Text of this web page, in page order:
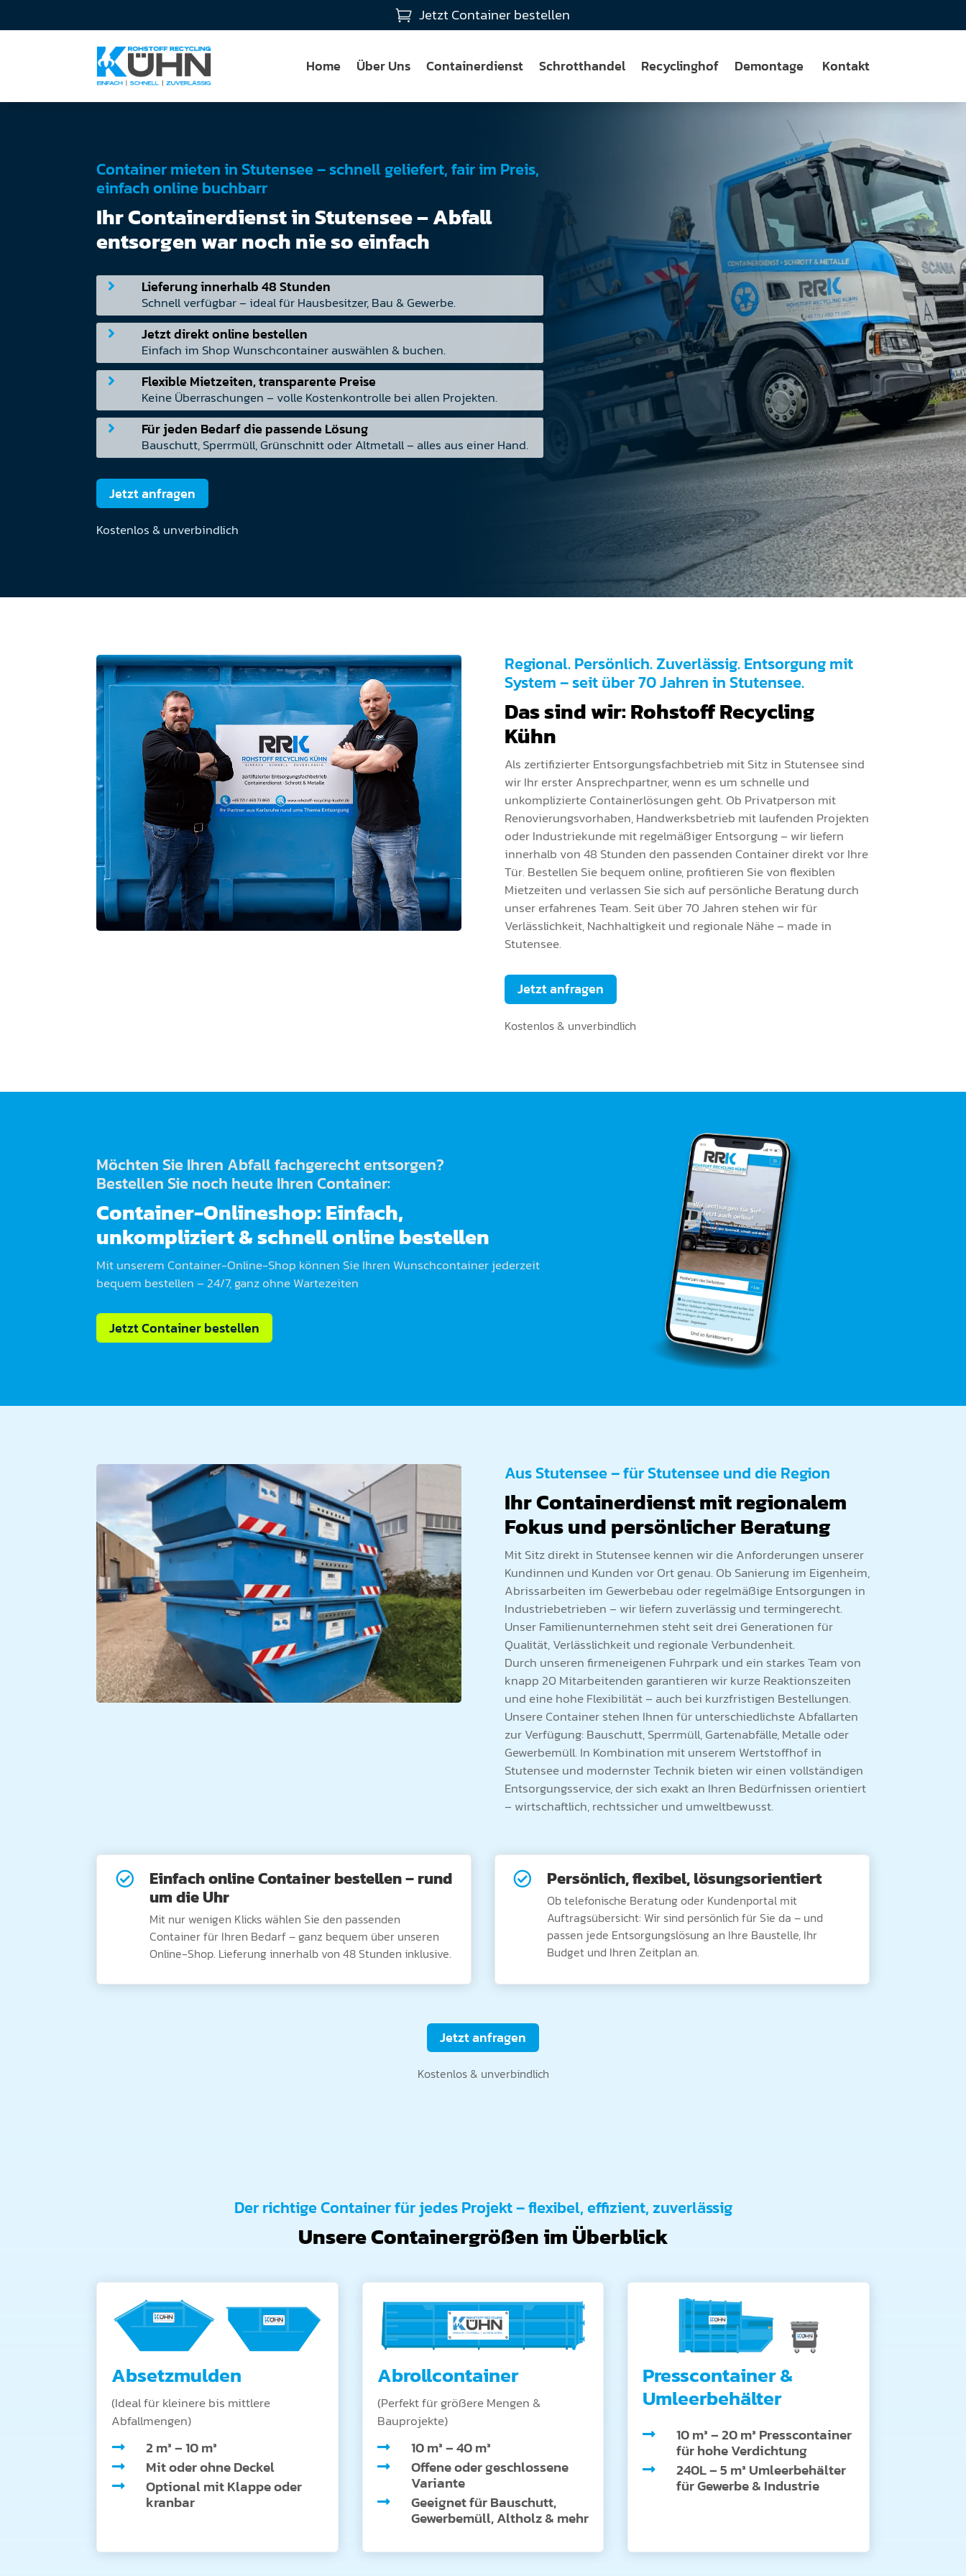
 Jetzt Container bestellen
Home Über Uns Containerdienst Schrotthandel Recyclinghof Demontage Kontakt
Container mieten in Stutensee – schnell geliefert, fair im Preis,
einfach online buchbarr
Ihr Containerdienst in Stutensee – Abfall
entsorgen war noch nie so einfach
 Lieferung innerhalb 48 Stunden
Schnell verfügbar – ideal für Hausbesitzer, Bau & Gewerbe.
 Jetzt direkt online bestellen
Einfach im Shop Wunschcontainer auswählen & buchen.
 Flexible Mietzeiten, transparente Preise
Keine Überraschungen – volle Kostenkontrolle bei allen Projekten.
 Für jeden Bedarf die passende Lösung
Bauschutt, Sperrmüll, Grünschnitt oder Altmetall – alles aus einer Hand.
Jetzt anfragen
Kostenlos & unverbindlich
Regional. Persönlich. Zuverlässig. Entsorgung mit
System – seit über 70 Jahren in Stutensee.
Das sind wir: Rohstoff Recycling
Kühn
Als zertifizierter Entsorgungsfachbetrieb mit Sitz in Stutensee sind
wir Ihr erster Ansprechpartner, wenn es um schnelle und
unkomplizierte Containerlösungen geht. Ob Privatperson mit
Renovierungsvorhaben, Handwerksbetrieb mit laufenden Projekten
oder Industriekunde mit regelmäßiger Entsorgung – wir liefern
innerhalb von 48 Stunden den passenden Container direkt vor Ihre
Tür. Bestellen Sie bequem online, profitieren Sie von flexiblen
Mietzeiten und verlassen Sie sich auf persönliche Beratung durch
unser erfahrenes Team. Seit über 70 Jahren stehen wir für
Verlässlichkeit, Nachhaltigkeit und regionale Nähe – made in
Stutensee.
Jetzt anfragen
Kostenlos & unverbindlich
Möchten Sie Ihren Abfall fachgerecht entsorgen?
Bestellen Sie noch heute Ihren Container:
Container-Onlineshop: Einfach,
unkompliziert & schnell online bestellen
Mit unserem Container-Online-Shop können Sie Ihren Wunschcontainer jederzeit
bequem bestellen – 24/7, ganz ohne Wartezeiten
Jetzt Container bestellen
Aus Stutensee – für Stutensee und die Region
Ihr Containerdienst mit regionalem
Fokus und persönlicher Beratung
Mit Sitz direkt in Stutensee kennen wir die Anforderungen unserer
Kundinnen und Kunden vor Ort genau. Ob Sanierung im Eigenheim,
Abrissarbeiten im Gewerbebau oder regelmäßige Entsorgungen in
Industriebetrieben – wir liefern zuverlässig und termingerecht.
Unser Familienunternehmen steht seit drei Generationen für
Qualität, Verlässlichkeit und regionale Verbundenheit.
Durch unseren firmeneigenen Fuhrpark und ein starkes Team von
knapp 20 Mitarbeitenden garantieren wir kurze Reaktionszeiten
und eine hohe Flexibilität – auch bei kurzfristigen Bestellungen.
Unsere Container stehen Ihnen für unterschiedlichste Abfallarten
zur Verfügung: Bauschutt, Sperrmüll, Gartenabfälle, Metalle oder
Gewerbemüll. In Kombination mit unserem Wertstoffhof in
Stutensee und modernster Technik bieten wir einen vollständigen
Entsorgungsservice, der sich exakt an Ihren Bedürfnissen orientiert
– wirtschaftlich, rechtssicher und umweltbewusst.
 Einfach online Container bestellen – rund
um die Uhr
Mit nur wenigen Klicks wählen Sie den passenden
Container für Ihren Bedarf – ganz bequem über unseren
Online-Shop. Lieferung innerhalb von 48 Stunden inklusive.
 Persönlich, flexibel, lösungsorientiert
Ob telefonische Beratung oder Kundenportal mit
Auftragsübersicht: Wir sind persönlich für Sie da – und
passen jede Entsorgungslösung an Ihre Baustelle, Ihr
Budget und Ihren Zeitplan an.
Jetzt anfragen
Kostenlos & unverbindlich
Der richtige Container für jedes Projekt – flexibel, effizient, zuverlässig
Unsere Containergrößen im Überblick
Absetzmulden
(Ideal für kleinere bis mittlere
Abfallmengen)
 2 m³ – 10 m³
 Mit oder ohne Deckel
 Optional mit Klappe oder
kranbar
Abrollcontainer
(Perfekt für größere Mengen &
Bauprojekte)
 10 m³ – 40 m³
 Offene oder geschlossene
Variante
 Geeignet für Bauschutt,
Gewerbemüll, Altholz & mehr
Presscontainer &
Umleerbehälter
 10 m³ – 20 m³ Presscontainer
für hohe Verdichtung
 240L – 5 m³ Umleerbehälter
für Gewerbe & Industrie